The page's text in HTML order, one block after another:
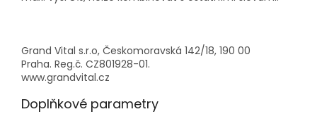
Grand Vital s.r.o, Českomoravská 142/18, 190 00
Praha. Reg.č. CZ801928-01.
www.grandvital.cz
Doplňkové parametry